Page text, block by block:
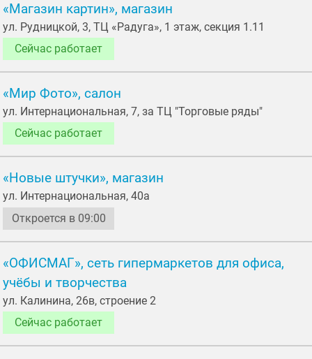
«Магазин картин», магазин
ул. Рудницкой, 3, ТЦ «Радуга», 1 этаж, секция 1.11
Сейчас работает
«Мир Фото», салон
ул. Интернациональная, 7, за ТЦ "Торговые ряды"
Сейчас работает
«Новые штучки», магазин
ул. Интернациональная, 40а
Откроется в 09:00
«ОФИСМАГ», сеть гипермаркетов для офиса,
учёбы и творчества
ул. Калинина, 26в, строение 2
Сейчас работает